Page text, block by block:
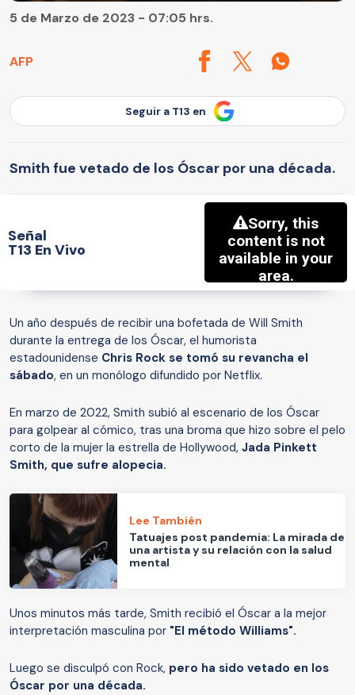
AFP
5 de Marzo de 2023 - 07:05 hrs.
Seguir a T13 en
Smith fue vetado de los Óscar por una década.
Señal
T13 En Vivo
Un año después de recibir una bofetada de Will Smith
durante la entrega de los Óscar, el humorista
estadounidense Chris Rock se tomó su revancha el
sábado, en un monólogo difundido por Netflix.
En marzo de 2022, Smith subió al escenario de los Óscar
para golpear al cómico, tras una broma que hizo sobre el pelo
corto de la mujer la estrella de Hollywood, Jada Pinkett
Smith, que sufre alopecia.
Lee También
Tatuajes post pandemia: La mirada de
una artista y su relación con la salud
mental
Unos minutos más tarde, Smith recibió el Óscar a la mejor
interpretación masculina por "El método Williams".
Luego se disculpó con Rock, pero ha sido vetado en los
Óscar por una década.